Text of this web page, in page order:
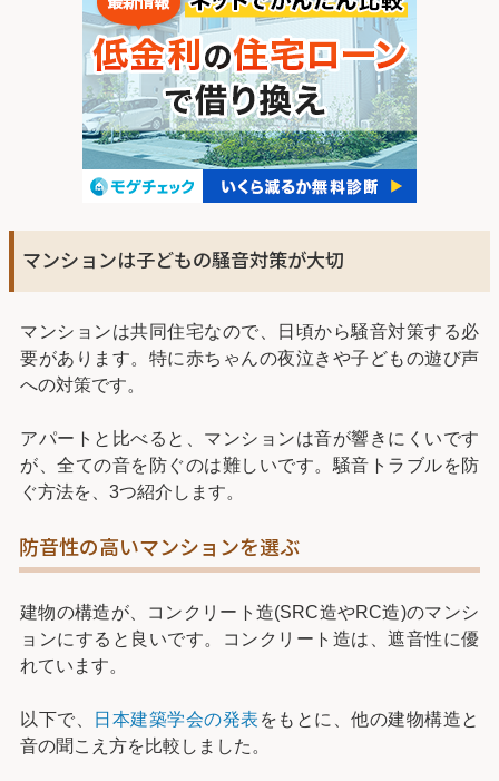
マンションは子どもの騒音対策が大切
マンションは共同住宅なので、日頃から騒音対策する必
要があります。特に赤ちゃんの夜泣きや子どもの遊び声
への対策です。
アパートと比べると、マンションは音が響きにくいです
が、全ての音を防ぐのは難しいです。騒音トラブルを防
ぐ方法を、3つ紹介します。
防音性の高いマンションを選ぶ
建物の構造が、コンクリート造(SRC造やRC造)のマンシ
ョンにすると良いです。コンクリート造は、遮音性に優
れています。
以下で、 日本建築学会の発表 をもとに、他の建物構造と
音の聞こえ方を比較しました。